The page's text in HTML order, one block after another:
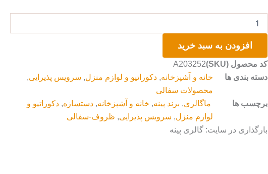
پاسماوری
افزودن به سبد خرید
کد محصول (SKU)
A203252
دسته بندی ها
خانه و آشپزخانه,دکوراتیو و لوازم منزل, سرویس پذیرایی,
محصولات سفالی
برچسب ها
ماگالری, برند پینه, خانه و آشپزخانه,دستسازه,دکوراتیو و
لوازم منزل, سرویس پذیرایی, ظروف-سفالی
بارگذاری در سایت: گالری پینه